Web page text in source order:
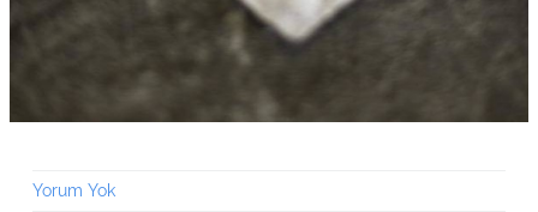
Yorum Yok